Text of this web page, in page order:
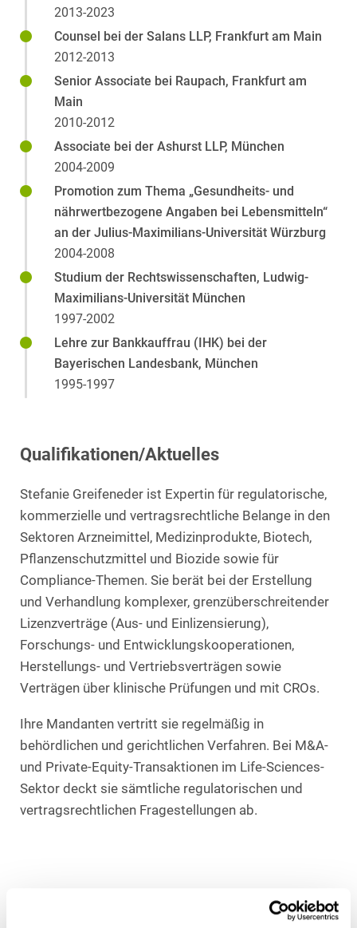
2013-2023
Counsel bei der Salans LLP, Frankfurt am Main
2012-2013
Senior Associate bei Raupach, Frankfurt am
Main
2010-2012
Associate bei der Ashurst LLP, München
2004-2009
Promotion zum Thema „Gesundheits- und
nährwertbezogene Angaben bei Lebensmitteln“
an der Julius-Maximilians-Universität Würzburg
2004-2008
Studium der Rechtswissenschaften, Ludwig-
Maximilians-Universität München
1997-2002
Lehre zur Bankkauffrau (IHK) bei der
Bayerischen Landesbank, München
1995-1997
Qualifikationen/Aktuelles
Stefanie Greifeneder ist Expertin für regulatorische,
kommerzielle und vertragsrechtliche Belange in den
Sektoren Arzneimittel, Medizinprodukte, Biotech,
Pflanzenschutzmittel und Biozide sowie für
Compliance-Themen. Sie berät bei der Erstellung
und Verhandlung komplexer, grenzüberschreitender
Lizenzverträge (Aus- und Einlizensierung),
Forschungs- und Entwicklungskooperationen,
Herstellungs- und Vertriebsverträgen sowie
Verträgen über klinische Prüfungen und mit CROs.
Ihre Mandanten vertritt sie regelmäßig in
behördlichen und gerichtlichen Verfahren. Bei M&A-
und Private-Equity-Transaktionen im Life-Sciences-
Sektor deckt sie sämtliche regulatorischen und
vertragsrechtlichen Fragestellungen ab.